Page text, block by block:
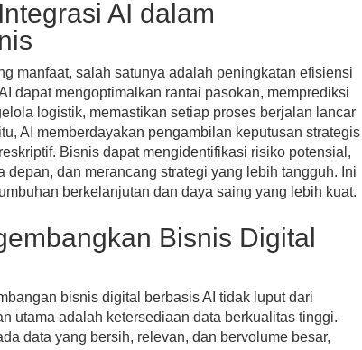
AI dalam
manfaat, salah satunya adalah peningkatan efisiensi
dapat mengoptimalkan rantai pasokan, memprediksi
logistik, memastikan setiap proses berjalan lancar
AI memberdayakan pengambilan keputusan strategis
Bisnis dapat mengidentifikasi risiko potensial,
depan, dan merancang strategi yang lebih tangguh. Ini
berkelanjutan dan daya saing yang lebih kuat.
Bisnis Digital
bisnis digital berbasis AI tidak luput dari
utama adalah ketersediaan data berkualitas tinggi.
data yang bersih, relevan, dan bervolume besar,